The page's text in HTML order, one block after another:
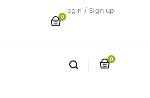
login / Sign up
0
0